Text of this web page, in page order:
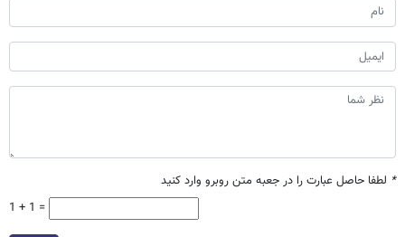
* لطفا حاصل عبارت را در جعبه متن روبرو وارد کنید
1 + 1 =